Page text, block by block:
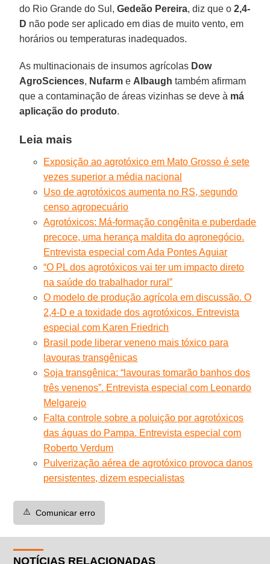
do Rio Grande do Sul,Gedeão Pereira, diz que o 2,4-
D não pode ser aplicado em dias de muito vento, em
horários ou temperaturas inadequados.
As multinacionais de insumos agrícolas Dow
AgroSciences, Nufarm e Albaugh também afirmam
que a contaminação de áreas vizinhas se deve à má
aplicação do produto.
Leia mais
Exposição ao agrotóxico em Mato Grosso é sete
vezes superior a média nacional
Uso de agrotóxicos aumenta no RS, segundo
censo agropecuário
Agrotóxicos: Má-formação congênita e puberdade
precoce, uma herança maldita do agronegócio.
Entrevista especial com Ada Pontes Aguiar
“O PL dos agrotóxicos vai ter um impacto direto
na saúde do trabalhador rural”
O modelo de produção agrícola em discussão. O
2,4-D e a toxidade dos agrotóxicos. Entrevista
especial com Karen Friedrich
Brasil pode liberar veneno mais tóxico para
lavouras transgênicas
Soja transgênica: “lavouras tomarão banhos dos
três venenos”. Entrevista especial com Leonardo
Melgarejo
Falta controle sobre a poluição por agrotóxicos
das águas do Pampa. Entrevista especial com
Roberto Verdum
Pulverização aérea de agrotóxico provoca danos
persistentes, dizem especialistas
⚠️ Comunicar erro
NOTÍCIAS RELACIONADAS